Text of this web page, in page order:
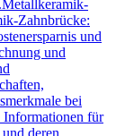
Metallkeramik-
Zahnbrücke:
und
und
bei
Informationen für
deren